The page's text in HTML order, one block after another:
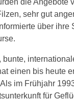
sehr gut
über ihre
bunte,
einen bis heute
im Frühjahr
für